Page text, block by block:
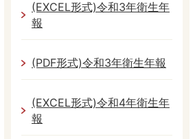
(EXCEL形式)令和3年衛生年
報
(PDF形式)令和3年衛生年報
(EXCEL形式)令和4年衛生年
報